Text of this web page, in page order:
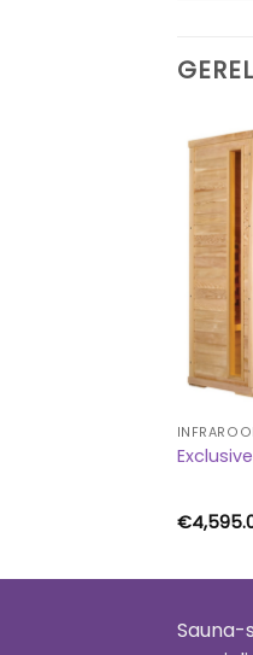
€
Sauna-